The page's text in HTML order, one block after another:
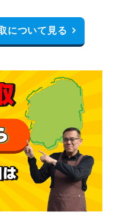
について見る